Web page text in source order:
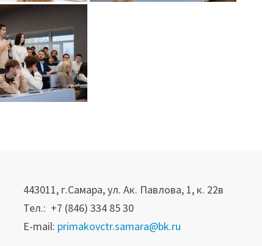
443011, г.Самара, ул. Ак. Павлова, 1, к. 22в
Тел.: +7 (846) 334 85 30
E-mail: primakovctr.samara@bk.ru